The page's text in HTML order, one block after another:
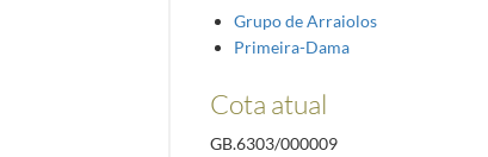
Grupo de Arraiolos
Primeira-Dama
Cota atual
GB.6303/000009